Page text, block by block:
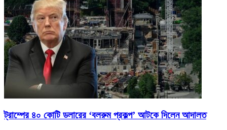
ট্রাম্পের ৪০ কোটি ডলারের ‘বলরুম প্রকল্প’ আটকে দিলেন আদালত